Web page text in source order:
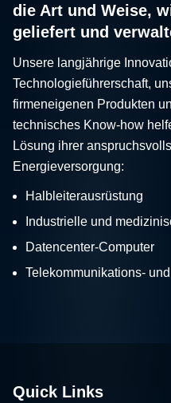
die Art und Weise,
geliefert und
Unsere langjährige
Technologieführerschaft,
firmeneigenen Produkten
technisches Know-how
Lösung ihrer
Energieversorgung:
Halbleiterausrüstung
Industrielle und
Datencenter-Computer
Telekommunikations-
Quick Links